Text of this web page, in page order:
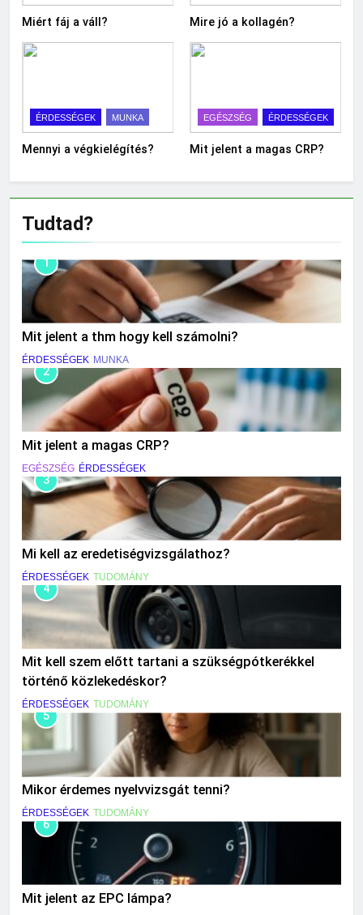
Miért fáj a váll? Mire jó a kollagén?
ÉRDESSÉGEK MUNKA
Mennyi a végkielégítés?
EGÉSZSÉG ÉRDESSÉGEK
Mit jelent a magas CRP?
Tudtad?
1
Mit jelent a thm hogy kell számolni?
ÉRDESSÉGEK MUNKA
2
Mit jelent a magas CRP?
EGÉSZSÉG ÉRDESSÉGEK
3
Mi kell az eredetiségvizsgálathoz?
ÉRDESSÉGEK TUDOMÁNY
4
Mit kell szem előtt tartani a szükségpótkerékkel
történő közlekedéskor?
ÉRDESSÉGEK TUDOMÁNY
5
Mikor érdemes nyelvvizsgát tenni?
ÉRDESSÉGEK TUDOMÁNY
6
Mit jelent az EPC lámpa?